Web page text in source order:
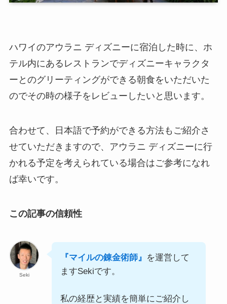
ハワイのアウラニ ディズニーに宿泊した時に、ホ
テル内にあるレストランでディズニーキャラクタ
ーとのグリーティングができる朝食をいただいた
のでその時の様子をレビューしたいと思います。
合わせて、日本語で予約ができる方法もご紹介さ
せていただきますので、アウラニ ディズニーに行
かれる予定を考えられている場合はご参考になれ
ば幸いです。
この記事の信頼性
Seki
『マイルの錬金術師』 を運営して
ますSekiです。
私の経歴と実績を簡単にご紹介し